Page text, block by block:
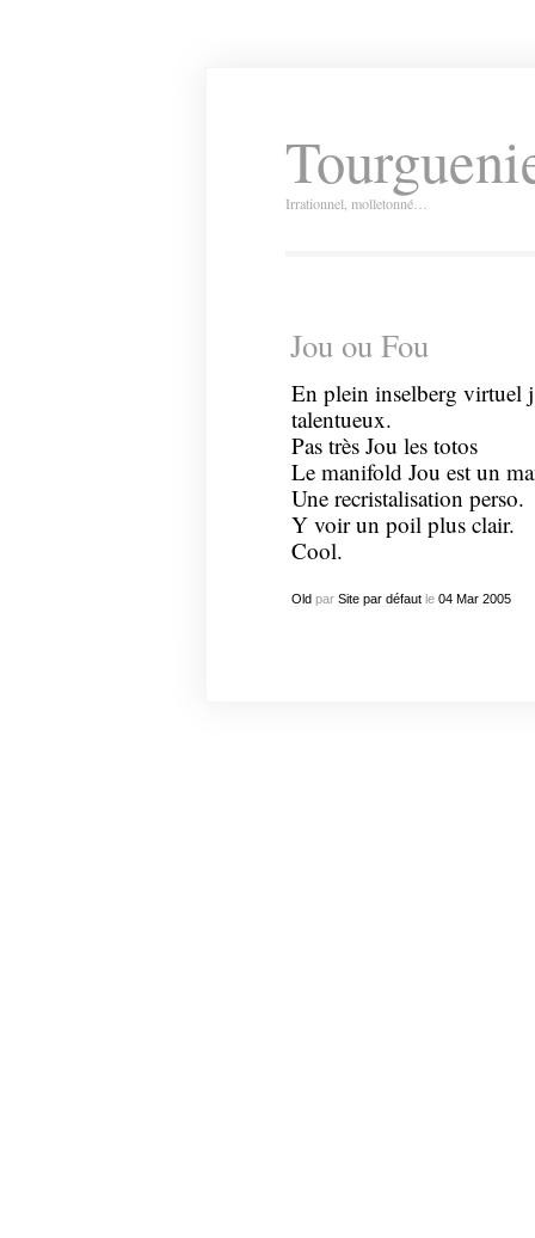
Irrationnel, molletonné…
Jou ou Fou
En plein inselberg virtuel
talentueux.
Pas très Jou les totos
Le manifold Jou est un
Une recristalisation perso.
Y voir un poil plus clair.
Cool.
Oldpar Site par défautle 04 Mar 2005